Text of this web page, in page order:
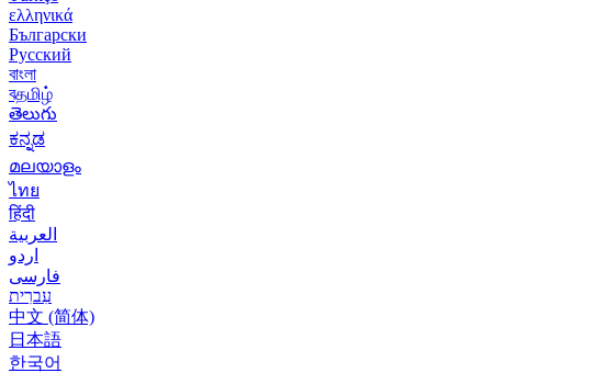
ελληνικά
Български
Русский
বাংলা
বதமிழ்
తెలుగు
ಕನ್ನಡ
മലയാളം
ไทย
हिंदी
العربية
اردو
فارسی
עִברִית
中文 (简体)
日本語
한국어